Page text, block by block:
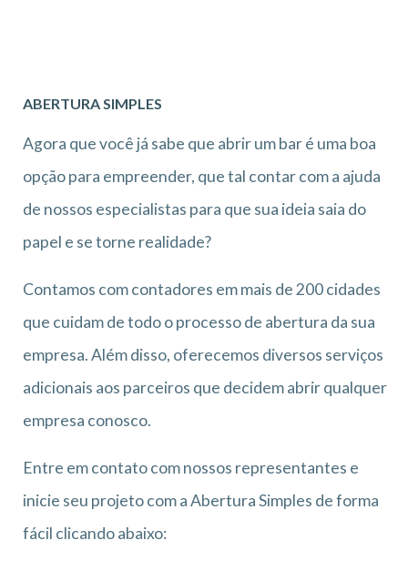
ABERTURA SIMPLES
Agora que você já sabe que abrir um bar é uma boa
opção para empreender, que tal contar com a ajuda
de nossos especialistas para que sua ideia saia do
papel e se torne realidade?
Contamos com contadores em mais de 200 cidades
que cuidam de todo o processo de abertura da sua
empresa. Além disso, oferecemos diversos serviços
adicionais aos parceiros que decidem abrir qualquer
empresa conosco.
Entre em contato com nossos representantes e
inicie seu projeto com a Abertura Simples de forma
fácil clicando abaixo: